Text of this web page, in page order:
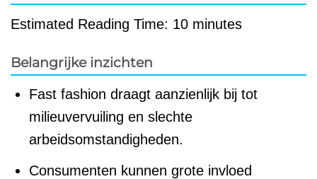
Estimated Reading Time: 10 minutes
Belangrijke inzichten
Fast fashion draagt aanzienlijk bij tot
milieuvervuiling en slechte
arbeidsomstandigheden.
Consumenten kunnen grote invloed